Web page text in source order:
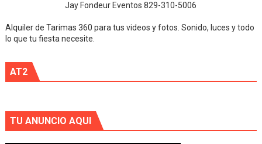
Jay Fondeur Eventos 829-310-5006
Alquiler de Tarimas 360 para tus videos y fotos. Sonido, luces y todo
lo que tu fiesta necesite.
AT2
TU ANUNCIO AQUI